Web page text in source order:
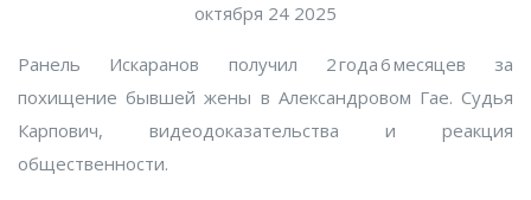
октября 24 2025
Ранель Искаранов получил 2 года 6 месяцев за
похищение бывшей жены в Александровом Гае. Судья
Карпович, видеодоказательства и реакция
общественности.